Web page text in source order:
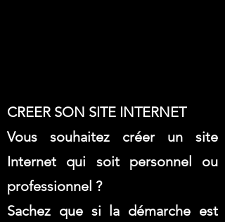
CREER SON SITE INTERNET
Vous souhaitez créer un site
Internet qui soit personnel ou
professionnel ?
Sachez que si la démarche est